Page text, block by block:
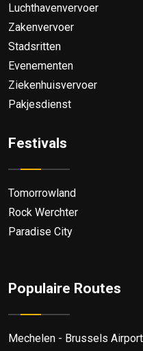
Luchthavenvervoer
Zakenvervoer
Stadsritten
Evenementen
Ziekenhuisvervoer
Pakjesdienst
Festivals
Tomorrowland
Rock Werchter
Paradise City
Populaire Routes
Mechelen - Brussels Airport